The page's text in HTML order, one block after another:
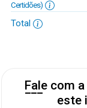
Certidões)
Total
Fale com
este